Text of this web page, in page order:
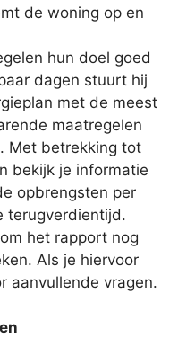
de woning op en
hun doel goed
dagen stuurt hij
met de meest
maatregelen
Met betrekking tot
bekijk je informatie
opbrengsten per
terugverdientijd.
het rapport nog
Als je hiervoor
aanvullende vragen.